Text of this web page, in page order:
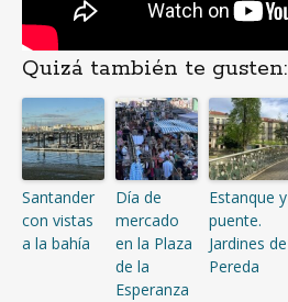
Quizá también te gusten:
Santander
con vistas
a la bahía
Día de
mercado
en la Plaza
de la
Esperanza
Estanque y
puente.
Jardines de
Pereda